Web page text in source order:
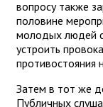
вопросу также
половине
молодых людей
устроить
противостояния
Затем в тот же
Публичных